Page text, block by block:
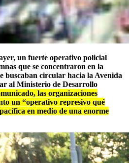
un fuerte operativo policial
que se concentraron en la
buscaban circular hacia la Avenida
al Ministerio de Desarrollo
las organizaciones
un “operativo represivo qué
en medio de una enorme